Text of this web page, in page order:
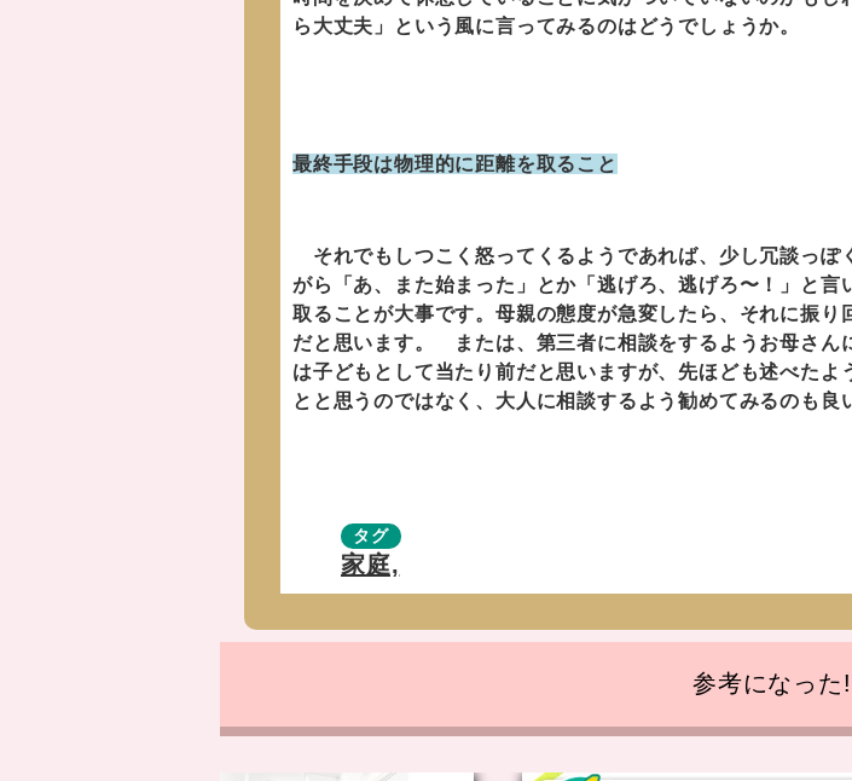
ら大丈夫」という風に言ってみるのはどうでしょうか。
最終手段は物理的に距離を取ること
それでもしつこく怒ってくるようであれば、少し冗談っぽ
がら「あ、また始まった」とか「逃げろ、逃げろ〜！」と
取ることが大事です。母親の態度が急変したら、それに振
だと思います。 または、第三者に相談をするようお母さん
は子どもとして当たり前だと思いますが、先ほども述べた
とと思うのではなく、大人に相談するよう勧めてみるのも良
タグ
家庭,
参考になった